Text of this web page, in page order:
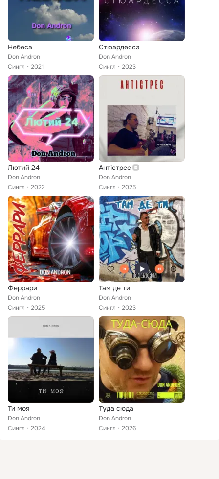
Небеса
Don Andron
Сингл
2021
Стюардесса
Don Andron
Сингл
2023
Лютий 24
Don Andron
Сингл
2022
Антістрес
Don Andron
Сингл
2025
Феррари
Don Andron
Сингл
2025
Там де ти
Don Andron
Сингл
2023
Ти моя
Don Andron
Сингл
2024
Туда сюда
Don Andron
Сингл
2026